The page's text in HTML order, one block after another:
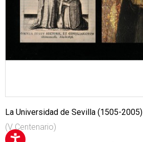
La Universidad de Sevilla (1505-2005)
(V Centenario)